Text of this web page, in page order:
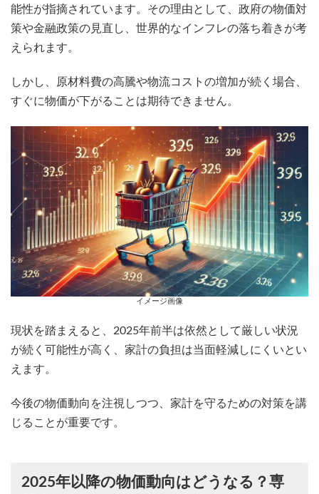
能性が指摘されています。その理由として、政府の物価対
策や金融政策の見直し、世界的なインフレの落ち着きが考
えられます。
しかし、原材料費の高騰や物流コストの増加が続く場合、
すぐに物価が下がることは期待できません。
イメージ画像
現状を踏まえると、2025年前半は依然として厳しい状況
が続く可能性が高く、家計の負担は当面軽減しにくいとい
えます。
今後の物価動向を注視しつつ、家計を守るための対策を講
じることが重要です。
2025年以降の物価動向はどうなる？専